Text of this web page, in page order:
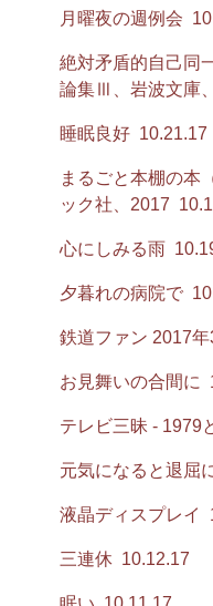
月曜夜の週例会
絶対矛盾的自己同
論集Ⅲ、岩波文庫
睡眠良好 10.21.17
まるごと本棚の本
ック社、2017
心にしみる雨
夕暮れの病院で
鉄道ファン 2017
お見舞いの合間に
テレビ三昧 - 1979
元気になると退屈
液晶ディスプレイ
三連休 10.12.17